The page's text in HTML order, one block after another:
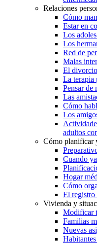
Relaciones
Cómo
Estar en
Los
Los
Red de
Malas
El divorcio
La terapia
Pensar de
Las
Cómo
Los
adultos
Cómo planificar
Cuando
Hogar
Cómo
El registro
Vivienda y
Modificar
Familias
Nuevas